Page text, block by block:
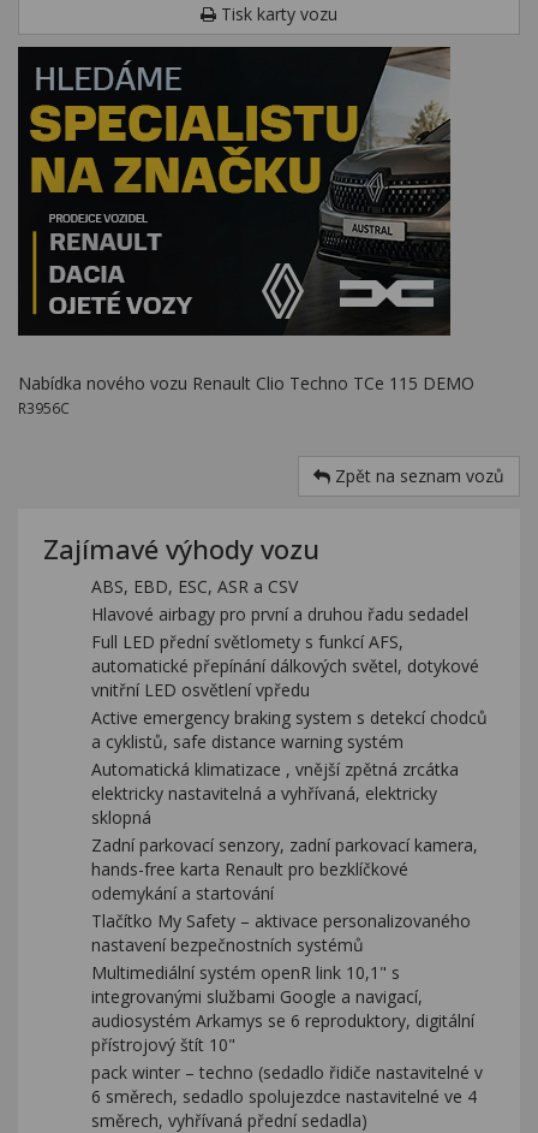
Tisk karty vozu
Nabídka nového vozu Renault Clio Techno TCe 115 DEMO
R3956C
Zpět na seznam vozů
Zajímavé výhody vozu
ABS, EBD, ESC, ASR a CSV
Hlavové airbagy pro první a druhou řadu sedadel
Full LED přední světlomety s funkcí AFS,
automatické přepínání dálkových světel, dotykové
vnitřní LED osvětlení vpředu
Active emergency braking system s detekcí chodců
a cyklistů, safe distance warning systém
Automatická klimatizace , vnější zpětná zrcátka
elektricky nastavitelná a vyhřívaná, elektricky
sklopná
Zadní parkovací senzory, zadní parkovací kamera,
hands-free karta Renault pro bezklíčkové
odemykání a startování
Tlačítko My Safety – aktivace personalizovaného
nastavení bezpečnostních systémů
Multimediální systém openR link 10,1" s
integrovanými službami Google a navigací,
audiosystém Arkamys se 6 reproduktory, digitální
přístrojový štít 10"
pack winter – techno (sedadlo řidiče nastavitelné v
6 směrech, sedadlo spolujezdce nastavitelné ve 4
směrech, vyhřívaná přední sedadla)